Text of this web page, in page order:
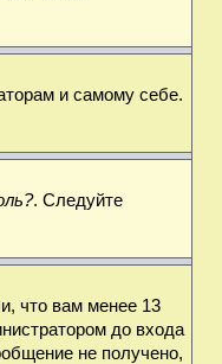
и самому себе.
. Следуйте
что вам менее 13
до входа
не получено,